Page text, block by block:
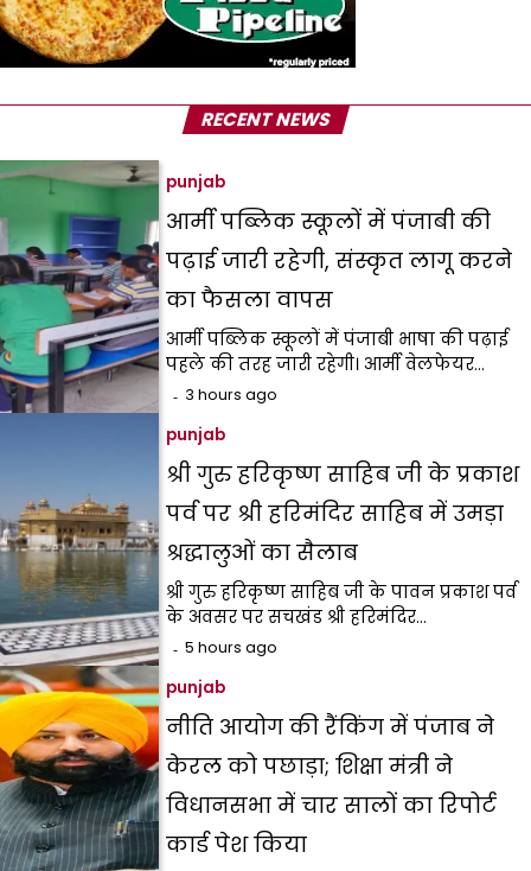
RECENT NEWS
punjab
आर्मी पब्लिक स्कूलों में पंजाबी की
पढ़ाई जारी रहेगी, संस्कृत लागू करने
का फैसला वापस
आर्मी पब्लिक स्कूलों में पंजाबी भाषा की पढ़ाई
पहले की तरह जारी रहेगी। आर्मी वेलफेयर…
3 hours ago
punjab
श्री गुरु हरिकृष्ण साहिब जी के प्रकाश
पर्व पर श्री हरिमंदिर साहिब में उमड़ा
श्रद्धालुओं का सैलाब
श्री गुरु हरिकृष्ण साहिब जी के पावन प्रकाश पर्व
के अवसर पर सचखंड श्री हरिमंदिर…
5 hours ago
punjab
नीति आयोग की रैंकिंग में पंजाब ने
केरल को पछाड़ा; शिक्षा मंत्री ने
विधानसभा में चार सालों का रिपोर्ट
कार्ड पेश किया